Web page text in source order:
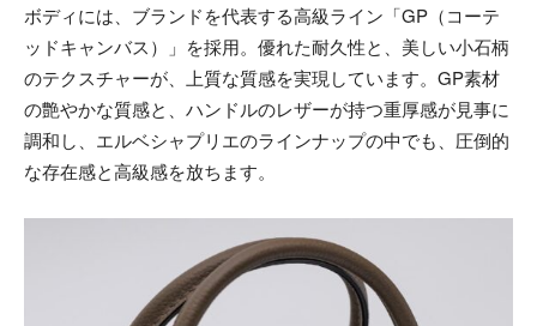
ボディには、ブランドを代表する高級ライン「GP（コーテ
ッドキャンバス）」を採用。優れた耐久性と、美しい小石柄
のテクスチャーが、上質な質感を実現しています。GP素材
の艶やかな質感と、ハンドルのレザーが持つ重厚感が見事に
調和し、エルベシャプリエのラインナップの中でも、圧倒的
な存在感と高級感を放ちます。